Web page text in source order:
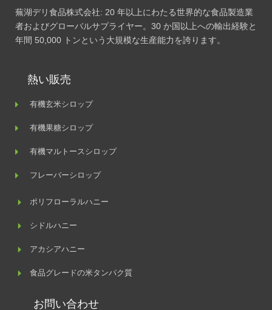
蕪湖デリ食品株式会社: 20 年以上にわたる世界的な食品製造業
者およびグローバルサプライヤー。30 か国以上への輸出経験と
年間 50,000 トンという大規模な生産能力を誇ります。
熱い販売
有機玄米シロップ
有機果糖シロップ
有機マルトースシロップ
フレーバーシロップ
ポリフローラルハニー
シドルハニー
アカシアハニー
食品グレードの米タンパク質
お問い合わせ